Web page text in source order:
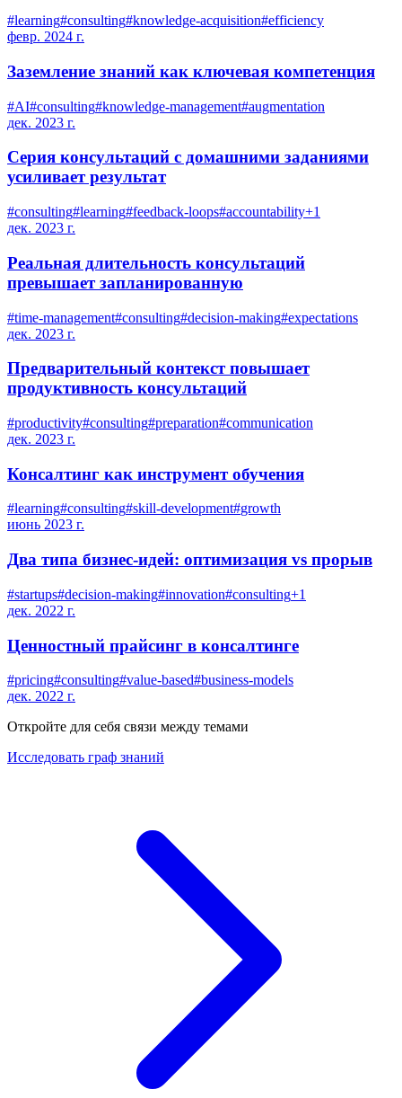
#learning#consulting#knowledge-acquisition#efficiency
февр. 2024 г.
Заземление знаний как ключевая компетенция
#AI#consulting#knowledge-management#augmentation
дек. 2023 г.
Серия консультаций с домашними заданиями
усиливает результат
#consulting#learning#feedback-loops#accountability+1
дек. 2023 г.
Реальная длительность консультаций
превышает запланированную
#time-management#consulting#decision-making#expectations
дек. 2023 г.
Предварительный контекст повышает
продуктивность консультаций
#productivity#consulting#preparation#communication
дек. 2023 г.
Консалтинг как инструмент обучения
#learning#consulting#skill-development#growth
июнь 2023 г.
Два типа бизнес-идей: оптимизация vs прорыв
#startups#decision-making#innovation#consulting+1
дек. 2022 г.
Ценностный прайсинг в консалтинге
#pricing#consulting#value-based#business-models
дек. 2022 г.
Откройте для себя связи между темами
Исследовать граф знаний